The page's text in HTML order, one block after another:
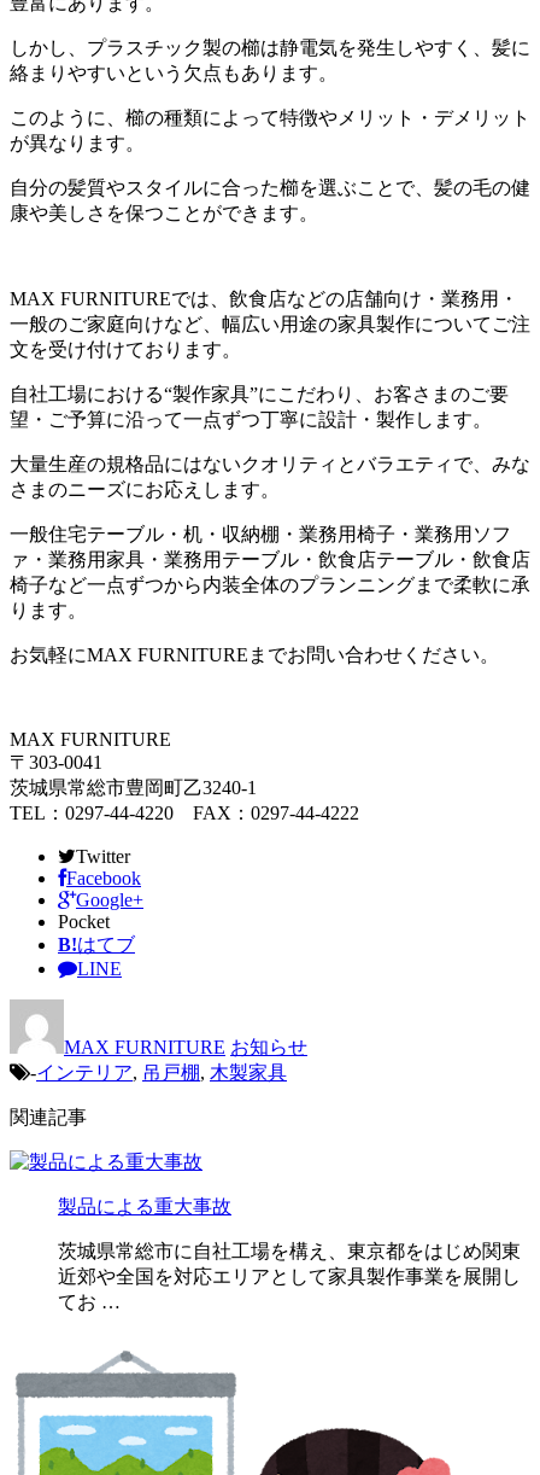
しかし、プラスチック製の櫛は静電気を発生しやすく、髪に
絡まりやすいという欠点もあります。
このように、櫛の種類によって特徴やメリット・デメリット
が異なります。
自分の髪質やスタイルに合った櫛を選ぶことで、髪の毛の健
康や美しさを保つことができます。
MAX FURNITUREでは、飲食店などの店舗向け・業務用・
一般のご家庭向けなど、幅広い用途の家具製作についてご注
文を受け付けております。
自社工場における“製作家具”にこだわり、お客さまのご要
望・ご予算に沿って一点ずつ丁寧に設計・製作します。
大量生産の規格品にはないクオリティとバラエティで、みな
さまのニーズにお応えします。
一般住宅テーブル・机・収納棚・業務用椅子・業務用ソフ
ァ・業務用家具・業務用テーブル・飲食店テーブル・飲食店
椅子など一点ずつから内装全体のプランニングまで柔軟に承
ります。
お気軽にMAX FURNITURE までお問い合わせください。
MAX FURNITURE
〒303-0041
茨城県常総市豊岡町乙3240-1
TEL：0297-44-4220 FAX：0297-44-4222
Twitter
Facebook
Google+
Pocket
B!はてブ
LINE
MAX FURNITURE お知らせ
-インテリア, 吊戸棚, 木製家具
関連記事
製品による重大事故
茨城県常総市に自社工場を構え、東京都をはじめ関東
近郊や全国を対応エリアとして家具製作事業を展開し
てお …